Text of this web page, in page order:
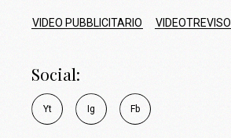
VIDEO PUBBLICITARIO VIDEOTREVISO
Social:
Yt Ig Fb